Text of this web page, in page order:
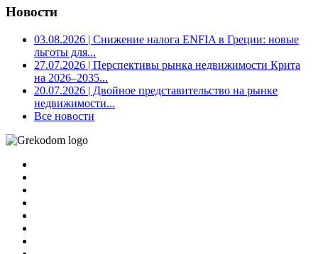
Новости
03.08.2026 | Снижение налога ENFIA в Греции: новые
льготы для...
27.07.2026 | Перспективы рынка недвижимости Крита
на 2026–2035...
20.07.2026 | Двойное представительство на рынке
недвижимости...
Все новости